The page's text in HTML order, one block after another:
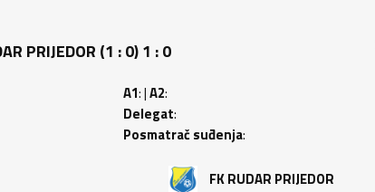
PRIJEDOR (1 : 0) 1 : 0
A1: |A2:
Delegat:
Posmatrač suđenja:
FK RUDAR PRIJEDOR